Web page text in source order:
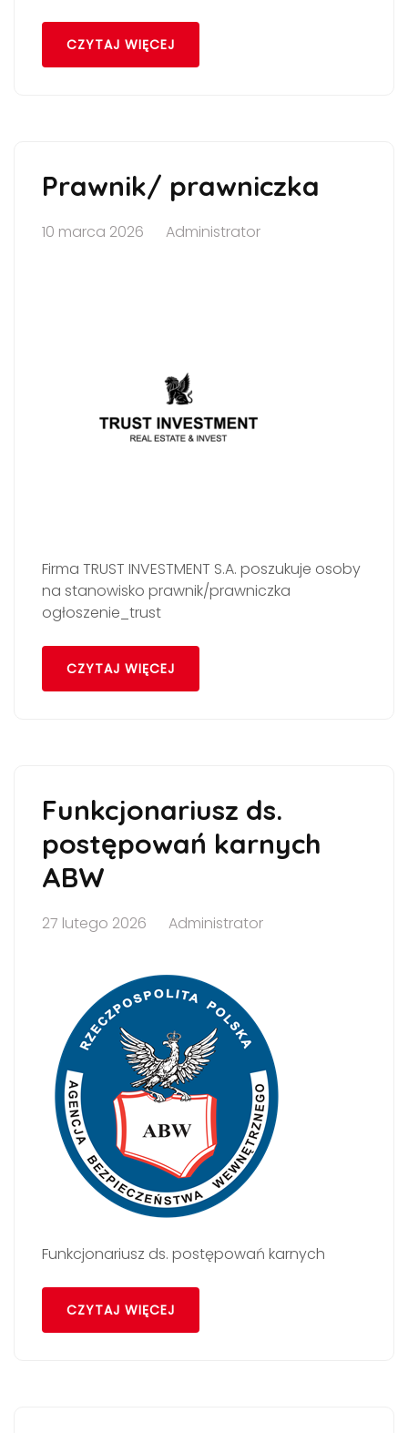
CZYTAJ WIĘCEJ
Prawnik/ prawniczka
10 marca 2026 Administrator
Firma TRUST INVESTMENT S.A. poszukuje osoby
na stanowisko prawnik/prawniczka
ogłoszenie_trust
CZYTAJ WIĘCEJ
Funkcjonariusz ds.
postępowań karnych
ABW
27 lutego 2026 Administrator
Funkcjonariusz ds. postępowań karnych
CZYTAJ WIĘCEJ